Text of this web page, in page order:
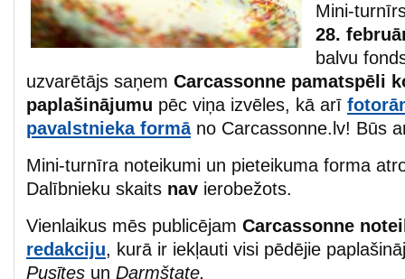
Mini-
28.
balvu
uzvarētājs saņem Carcassonne pamatspēli
paplašinājumu pēc viņa izvēles, kā arī
pavalstnieka formāno Carcassonne.lv! Būs
Mini-turnīra noteikumi un pieteikuma forma
Dalībnieku skaits nav ierobežots.
Vienlaikus mēs publicējam Carcassonne
redakciju, kurā ir iekļauti visi pēdējie
Pusītes un Darmštate.